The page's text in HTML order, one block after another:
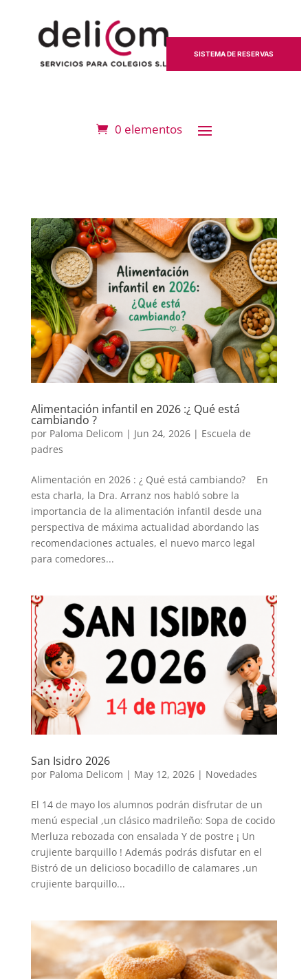
0 elementos
SISTEMA DE RESERVAS
Alimentación infantil en 2026 :¿ Qué está
cambiando ?
por Paloma Delicom | Jun 24, 2026| Escuela de
padres
Alimentación en 2026 : ¿ Qué está cambiando? En
esta charla, la Dra. Arranz nos habló sobre la
importancia de la alimentación infantil desde una
perspectiva de máxima actualidad abordando las
recomendaciones actuales, el nuevo marco legal
para comedores...
San Isidro 2026
por Paloma Delicom | May 12, 2026| Novedades
El 14 de mayo los alumnos podrán disfrutar de un
menú especial ,un clásico madrileño: Sopa de cocido
Merluza rebozada con ensalada Y de postre ¡ Un
crujiente barquillo ! Además podrás disfutar en el
Bistró de un delicioso bocadillo de calamares ,un
crujiente barquillo...